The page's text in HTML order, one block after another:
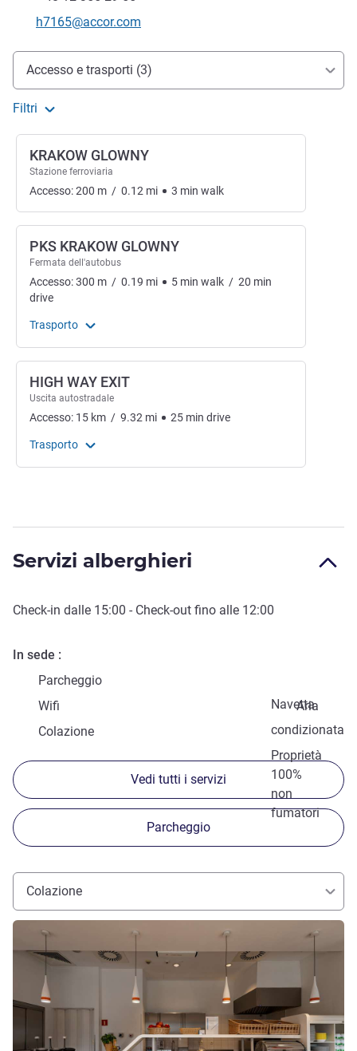
E-mail di contatto
h7165@accor.com
Accesso e trasporti
Accesso e trasporti (3)
Filtri
KRAKOW GLOWNY
Stazione ferroviaria
Accesso:200 m / 0.12 mi 3 min walk
PKS KRAKOW GLOWNY
Fermata dell'autobus
Accesso:300 m / 0.19 mi 5 min walk / 20 min
drive
Trasporto
HIGH WAY EXIT
Uscita autostradale
Accesso: 15 km / 9.32 mi 25 min drive
Trasporto
Servizi alberghieri
Check-in dalle 15:00 - Check-out fino alle 12:00
In sede
Parcheggio
Navetta
Wifi
Aria
condizionata
Colazione
Proprietà
100%
non
fumatori
Vedi tutti i servizi
Parcheggio
Colazione
Visualizza dettagli